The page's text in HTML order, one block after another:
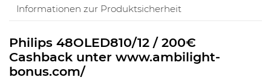
Informationen zur Produktsicherheit
Philips 48OLED810/12 / 200€
Cashback unter www.ambilight-
bonus.com/